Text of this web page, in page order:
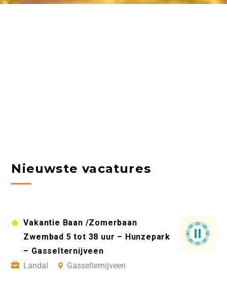
Nieuwste vacatures
Vakantie Baan /Zomerbaan
Zwembad 5 tot 38 uur – Hunzepark
– Gasselternijveen
Landal
Gasselternijveen